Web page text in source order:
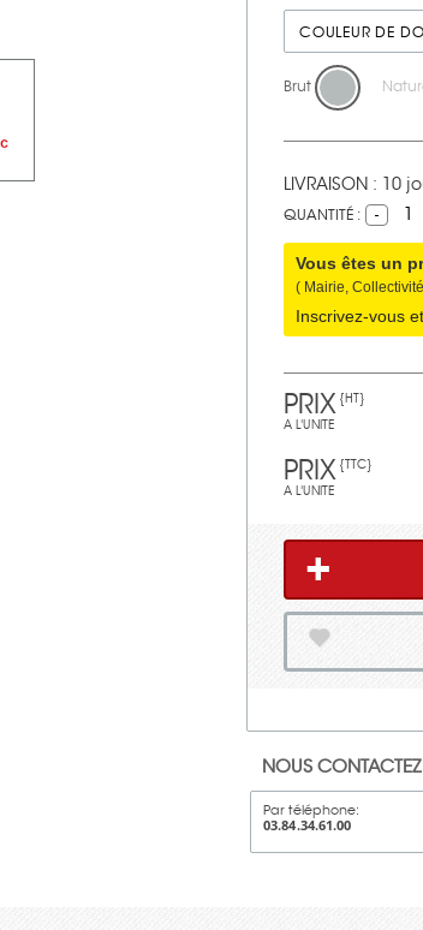
COULEUR DE
Brut
LIVRAISON : 10
QUANTITÉ : 1
Vous êtes un
( Mairie,
Inscrivez-vous
PRIX {HT}
A L'UNITE
PRIX {TTC}
A L'UNITE
NOUS CONTACTEZ
Par téléphone:
03.84.34.61.00